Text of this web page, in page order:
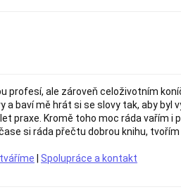
profesí, ale zároveň celoživotním
a baví mě hrát si se slovy tak, aby byl
praxe. Kromě toho moc ráda vařím
si ráda přečtu dobrou knihu,
Spolupráce a kontakt